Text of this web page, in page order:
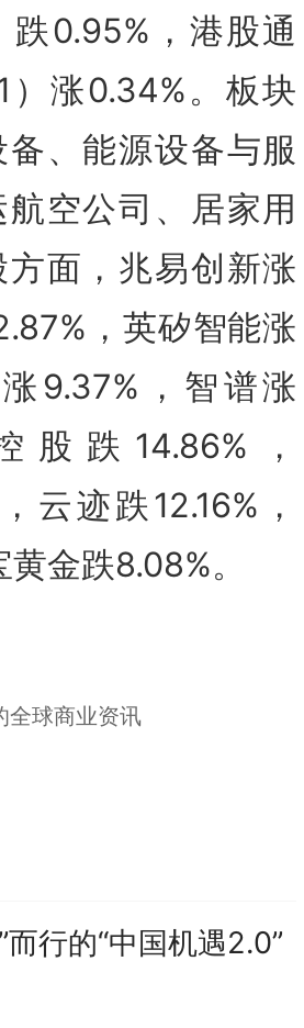
跌0.95%，港股通
）涨0.34%。板块
、能源设备与服
空公司、居家用
面，兆易创新涨
，英矽智能涨
9.37%，智谱涨
股跌14.86%，
云迹跌12.16%，
金跌8.08%。
全球商业资讯
而行的“中国机遇2.0”